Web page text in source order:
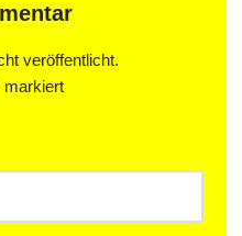
veröffentlicht.
markiert